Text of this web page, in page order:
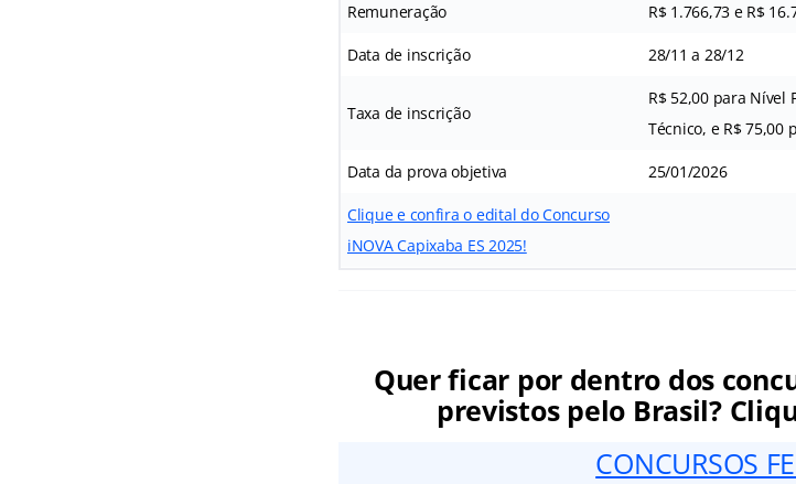
Remuneração R$ 1.766,73 e R$
Data de inscrição 28/11 a 28/12
Taxa de inscrição
R$ 52,00 para Nível
Técnico, e R$ 75,00
Data da prova objetiva 25/01/2026
Clique e confira o edital do Concurso
iNOVA Capixaba ES 2025!
Quer ficar por dentro dos
previstos pelo Brasil?
CONCURSOS